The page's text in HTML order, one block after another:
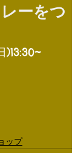
ーをつ
)13:30~
ップ